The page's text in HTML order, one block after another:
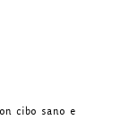
cibo sano e